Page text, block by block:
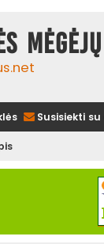
Susisiekti